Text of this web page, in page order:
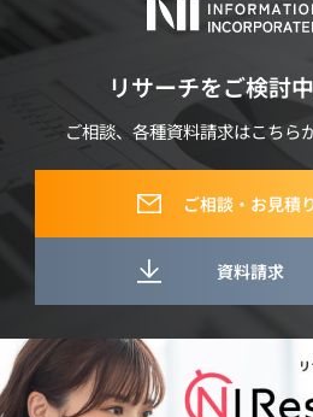
リサーチをご検討
ご相談、各種資料請求はこちら
ご相談・お見積
資料請求